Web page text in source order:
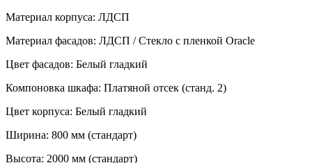
Материал корпуса: ЛДСП
Материал фасадов: ЛДСП / Стекло с пленкой Oracle
Цвет фасадов: Белый гладкий
Компоновка шкафа: Платяной отсек (станд. 2)
Цвет корпуса: Белый гладкий
Ширина: 800 мм (стандарт)
Высота: 2000 мм (стандарт)